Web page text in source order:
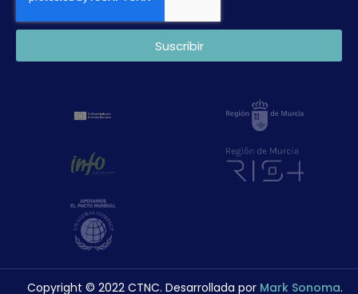
Suscribir
Copyright © 2022 CTNC. Desarrollada por Mark Sonoma.